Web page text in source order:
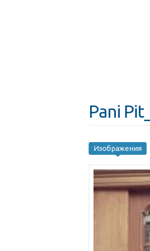
Pani
Изображения